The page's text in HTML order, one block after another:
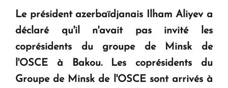
KASA : 30 ans d'audace, de résilience et d'avenir
en Arménie
Le premier hôtel Hyatt Regency d'Arménie
Le président azerbaïdjanais Ilham Aliyev a
déclaré qu'il n'avait pas invité les
coprésidents du groupe de Minsk de
l'OSCE à Bakou. Les coprésidents du
Groupe de Minsk de l'OSCE sont arrivés à